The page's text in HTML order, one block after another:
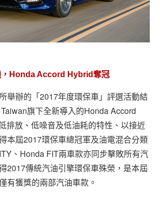
，Honda Accord Hybrid奪冠
舉辦的「2017年度環保車」評選活動結
旗下全新導入的Honda Accord
排放、低噪音及低油耗的特性、以接近
本屆2017環保車總冠軍及油電混合分類
、Honda FIT兩車款亦同步擊敗所有汽
2017傳統汽油引擎環保車殊榮，是本屆
有獲獎的兩部汽油車款。